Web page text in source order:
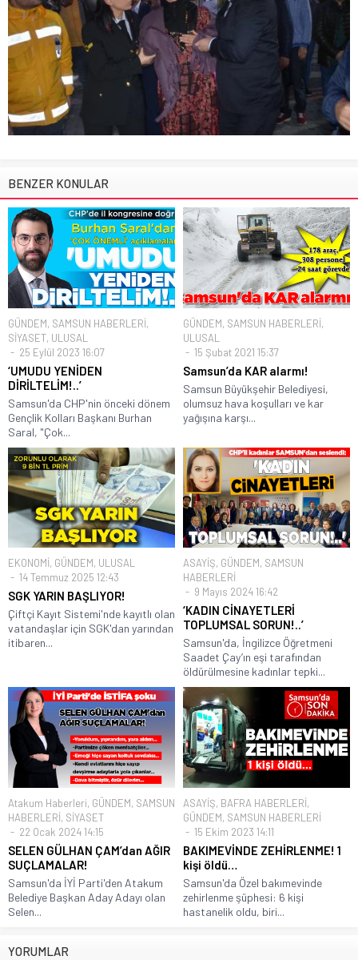
BENZER KONULAR
GÜNDEM, SAMSUN HABERLERİ,
SİYASET, ULUSAL
25 Eylül 2023 16:07
‘UMUDU YENİDEN
DİRİLTELİM!..’
Samsun'da CHP'nin önceki dönem
Gençlik Kolları Başkanı Burhan
Saral, "Çok...
GÜNDEM, SAMSUN HABERLERİ,
ULUSAL
15 Şubat 2021 15:37
Samsun’da KAR alarmı!
Samsun Büyükşehir Belediyesi,
olumsuz hava koşulları ve kar
yağışına karşı...
EKONOMİ, GÜNDEM, ULUSAL
14 Temmuz 2025 12:43
SGK YARIN BAŞLIYOR!
Çiftçi Kayıt Sistemi'nde kayıtlı olan
vatandaşlar için SGK'dan yarından
itibaren...
ASAYİŞ, GÜNDEM, SAMSUN
HABERLERİ
9 Mayıs 2024 16:42
‘KADIN CİNAYETLERİ
TOPLUMSAL SORUN!..’
Samsun'da, İngilizce Öğretmeni
Saadet Çay’ın eşi tarafından
öldürülmesine kadınlar tepki...
Atakum Haberleri, GÜNDEM, SAMSUN
HABERLERİ, SİYASET
22 Ocak 2024 14:15
SELEN GÜLHAN ÇAM’dan AĞIR
SUÇLAMALAR!
Samsun'da İYİ Parti'den Atakum
Belediye Başkan Aday Adayı olan
Selen...
ASAYİŞ, BAFRA HABERLERİ,
GÜNDEM, SAMSUN HABERLERİ
15 Ekim 2023 14:11
BAKIMEVİNDE ZEHİRLENME! 1
kişi öldü…
Samsun'da Özel bakımevinde
zehirlenme şüphesi: 6 kişi
hastanelik oldu, biri...
YORUMLAR